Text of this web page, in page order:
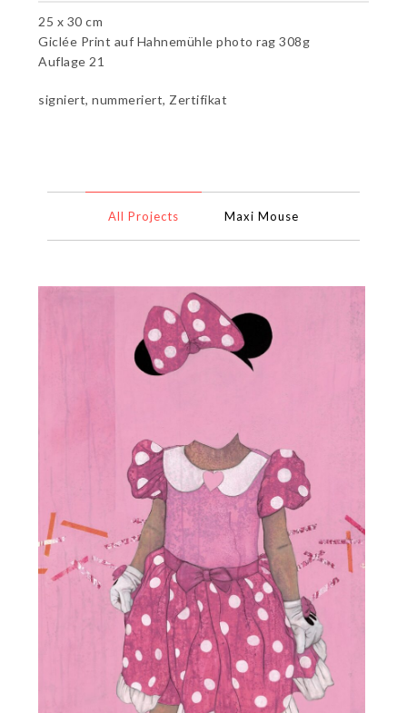
25 x 30 cm
Giclée Print auf Hahnemühle photo rag 308g
Auflage 21
signiert, nummeriert, Zertifikat
All Projects Maxi Mouse